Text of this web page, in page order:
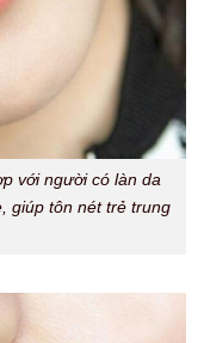
với người có làn da
giúp tôn nét trẻ trung